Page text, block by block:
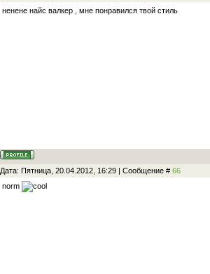
ненене найс валкер , мне понравился твой стиль
Дата: Пятница, 20.04.2012, 16:29 | Сообщение # 66
norm